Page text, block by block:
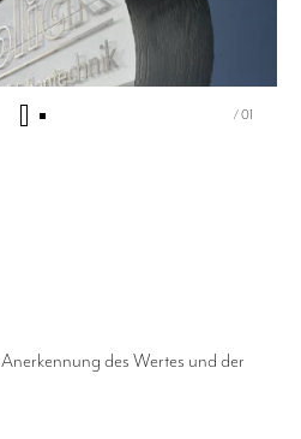
/ 01
des Wertes und der